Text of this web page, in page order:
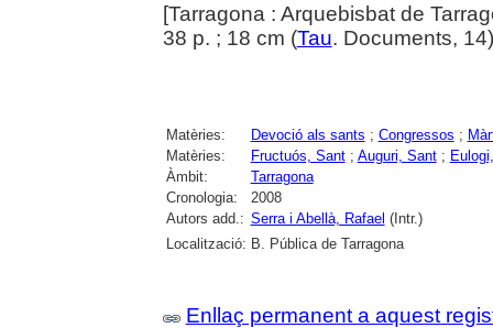
[Tarragona : Arquebisbat de
38 p. ; 18 cm (Tau. Documents,
Matèries: Devoció als sants ; Congressos ;
Matèries:
Fructuós, Sant; Auguri, Sant;
Àmbit:
Tarragona
Cronologia:
2008
Autors add.: Serra i Abellà, Rafael (Intr.)
Localització: B. Pública de Tarragona
Enllaç permanent a aquest